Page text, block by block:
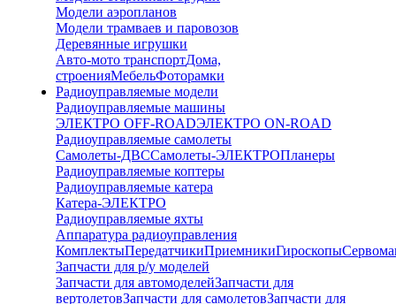
Модели аэропланов
Модели трамваев и паровозов
Деревянные игрушки
Авто-мото транспортДома,
строенияМебельФоторамки
Радиоуправляемые модели
Радиоуправляемые машины
ЭЛЕКТРО OFF-ROADЭЛЕКТРО ON-ROAD
Радиоуправляемые самолеты
Самолеты-ДВССамолеты-ЭЛЕКТРОПланеры
Радиоуправляемые коптеры
Радиоуправляемые катера
Катера-ЭЛЕКТРО
Радиоуправляемые яхты
Аппаратура радиоуправления
КомплектыПередатчикиПриемникиГироскопы
Запчасти для р/у моделей
Запчасти для автомоделейЗапчасти для
вертолетовЗапчасти для самолетовЗапчасти для